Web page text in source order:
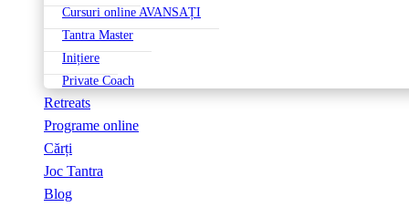
Cursuri online AVANSAȚI
Tantra Master
Inițiere
Private Coach
Retreats
Programe online
Cărți
Joc Tantra
Blog